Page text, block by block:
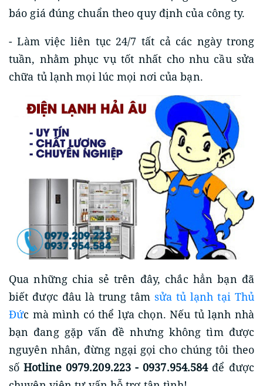
báo giá đúng chuẩn theo quy định của công ty.
- Làm việc liên tục 24/7 tất cả các ngày trong
tuần, nhằm phục vụ tốt nhất cho nhu cầu sửa
chữa tủ lạnh mọi lúc mọi nơi của bạn.
Qua những chia sẻ trên đây, chắc hẳn bạn đã
biết được đâu là trung tâm sửa tủ lạnh tại Thủ
Đức mà mình có thể lựa chọn. Nếu tủ lạnh nhà
bạn đang gặp vấn đề nhưng không tìm được
nguyên nhân, đừng ngại gọi cho chúng tôi theo
sốHotline 0979.209.223 - 0937.954.584để được